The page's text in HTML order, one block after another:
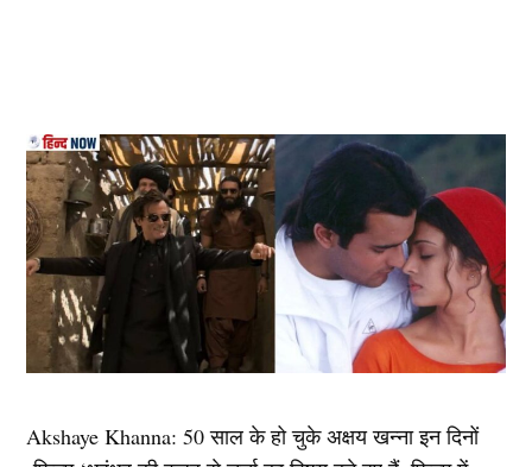
Akshaye Khanna: 50 साल के हो चुके अक्षय खन्ना इन दिनों